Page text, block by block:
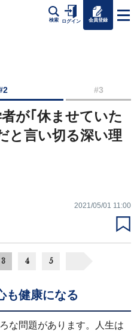
検索 ログイン 会員登録
#3
が｢休ませていた
と言い切る深い理
2021/05/01 11:00
3 4 5
も健康になる
な問題があります。人生は